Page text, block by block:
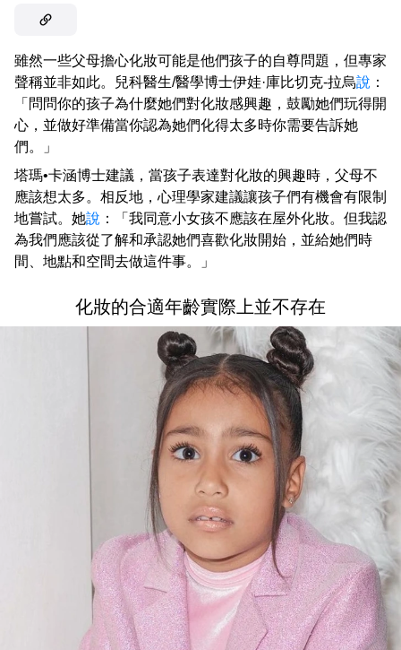
雖然一些父母擔心化妝可能是他們孩子的自尊問題，但專家
聲稱並非如此。兒科醫生/醫學博士伊娃·庫比切克-拉烏說 ：
「問問你的孩子為什麼她們對化妝感興趣，鼓勵她們玩得開
心，並做好準備當你認為她們化得太多時你需要告訴她
們。」
塔瑪•卡涵博士建議，當孩子表達對化妝的興趣時，父母不
應該想太多。相反地，心理學家建議讓孩子們有機會有限制
地嘗試。她說 ：「我同意小女孩不應該在屋外化妝。但我認
為我們應該從了解和承認她們喜歡化妝開始，並給她們時
間、地點和空間去做這件事。」
化妝的合適年齡實際上並不存在